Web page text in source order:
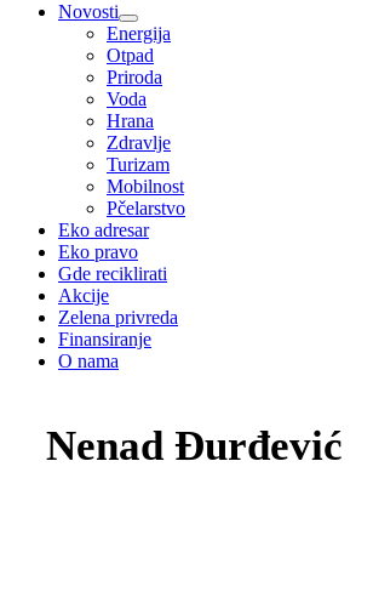
Novosti
Energija
Otpad
Priroda
Voda
Hrana
Zdravlje
Turizam
Mobilnost
Pčelarstvo
Eko adresar
Eko pravo
Gde reciklirati
Akcije
Zelena privreda
Finansiranje
O nama
Nenad Đurđević